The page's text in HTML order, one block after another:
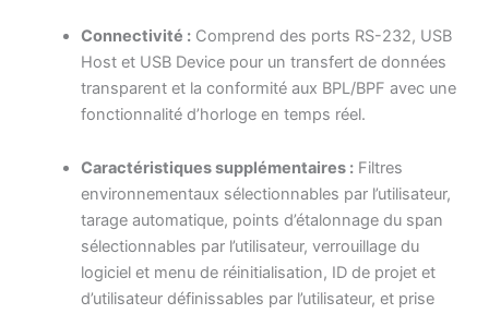
Connectivité : Comprend des ports RS-232, USB
Host et USB Device pour un transfert de données
transparent et la conformité aux BPL/BPF avec une
fonctionnalité d’horloge en temps réel.
Caractéristiques supplémentaires : Filtres
environnementaux sélectionnables par l’utilisateur,
tarage automatique, points d’étalonnage du span
sélectionnables par l’utilisateur, verrouillage du
logiciel et menu de réinitialisation, ID de projet et
d’utilisateur définissables par l’utilisateur, et prise